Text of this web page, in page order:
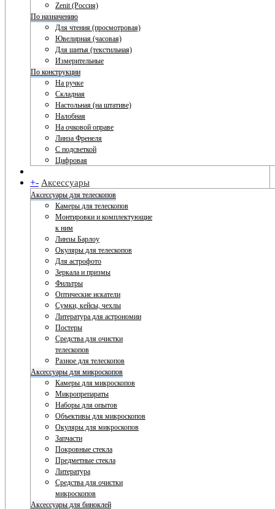
Zenit (Россия)
По назначению
Для чтения (просмотровая)
Ювелирная (часовая)
Для шитья (текстильная)
Измерительные
По конструкции
На ручке
Складная
Настольная (на штативе)
Налобная
На очковой оправе
Линза Френеля
С подсветкой
Цифровая
+- Аксессуары
Аксессуары для телескопов
Камеры для телескопов
Монтировки и комплектующие
к ним
Линзы Барлоу
Окуляры для телескопов
Для астрофото
Зеркала и призмы
Фильтры
Оптические искатели
Сумки, кейсы, чехлы
Литература для астрономии
Постеры
Средства для очистки
телескопов
Разное для телескопов
Аксессуары для микроскопов
Камеры для микроскопов
Микропрепараты
Наборы для опытов
Объективы для микроскопов
Окуляры для микроскопов
Запчасти
Покровные стекла
Предметные стекла
Литература
Средства для очистки
микроскопов
Аксессуары для биноклей